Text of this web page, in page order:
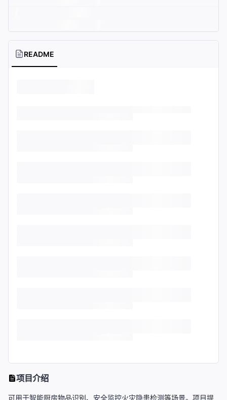
README
项目介绍
可用于智能厨房物品识别、安全监控火灾隐患检测等场景。项目提